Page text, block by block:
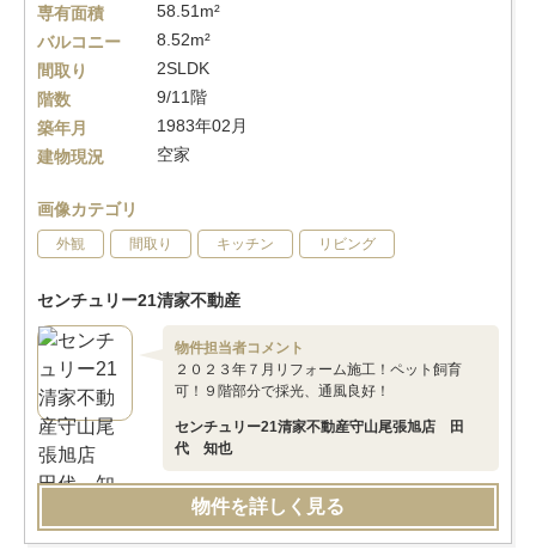
専有面積
58.51m²
バルコニー
8.52m²
間取り
2SLDK
階数
9/11階
築年月
1983年02月
建物現況
空家
画像カテゴリ
外観 間取り キッチン リビング
センチュリー21清家不動産
物件担当者コメント
２０２３年７月リフォーム施工！ペット飼育
可！９階部分で採光、通風良好！
センチュリー21清家不動産守山尾張旭店 田
代 知也
物件を詳しく見る